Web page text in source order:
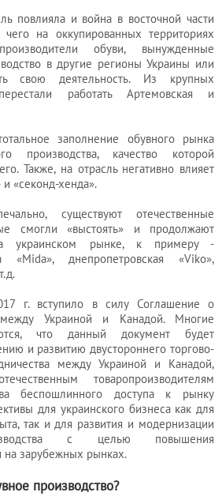
повлияла и война в восточной части
на оккупированных территориях
обуви, вынужденные
в другие регионы Украины или
свою деятельность. Из крупных
работать Артемовская и
заполнение обувного рынка
производства, качество которой
Также, на отрасль негативно влияет
и «секонд-хенда».
существуют отечественные
смогли «выстоять» и продолжают
украинском рынке, к примеру -
«Mida», днепропетровская «Viko»,
г. вступило в силу Соглашение о
Украиной и Канадой. Многие
что данный документ будет
и развитию двустороннего торгово-
между Украиной и Канадой,
товаропроизводителям
беспошлинного доступа к рынку
для украинского бизнеса как для
так и для развития и модернизации
с целью повышения
на зарубежных рынках.
производство?